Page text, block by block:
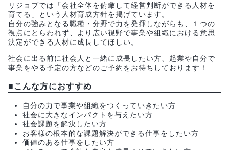
リジョブでは「会社全体を俯瞰して経営判断ができる人材を
育てる」という人材育成方針を掲げています。
自分の強みとなる職種・分野で力を発揮しながらも、１つの
視点にとらわれず、より広い視野で事業や組織における意思
決定ができる人材に成長してほしい。
社会に出る前に社会人と一緒に成長したい方、起業や自分で
事業をやる予定の方などのご予約をお待ちしております！
■こんな方におすすめ
自分の力で事業や組織をつくっていきたい方
社会に大きなインパクトを与えたい方
社会課題を解決したい方
お客様の根本的な課題解決ができる仕事をしたい方
価値のある仕事をしたい方